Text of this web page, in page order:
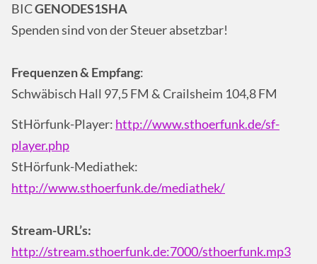
BICGENODES1SHA
Spenden sind von der Steuer absetzbar!
Frequenzen & Empfang:
Schwäbisch Hall 97,5 FM & Crailsheim 104,8 FM
StHörfunk-Player: http://www.sthoerfunk.de/sf-
player.php
StHörfunk-Mediathek:
http://www.sthoerfunk.de/mediathek/
Stream-URL’s:
http://stream.sthoerfunk.de:7000/sthoerfunk.mp3